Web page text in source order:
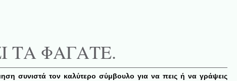
ΤΑ ΦΑΓΑΤΕ.
συνιστά τον καλύτερο σύμβουλο για να πεις ή να γράψεις